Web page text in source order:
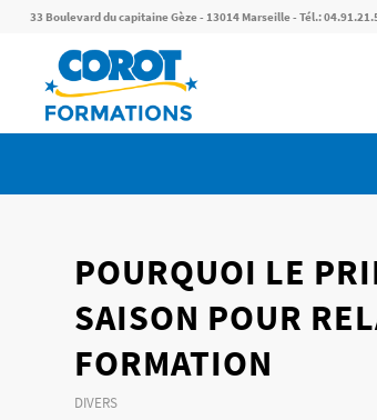
33 Boulevard du capitaine Gèze - 13014 Marseille - Tél.:
POURQUOI LE
SAISON POUR
FORMATION
DIVERS